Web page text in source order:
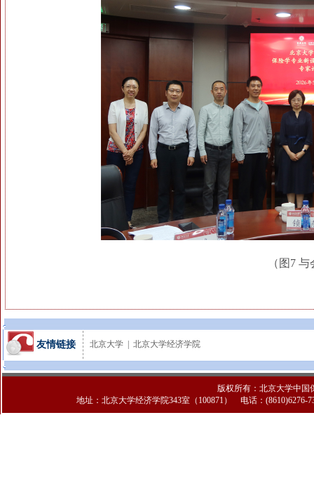
（图7
友情链接 北京大学 北京大学经济学院
版权所有：北京大学中国
地址：北京大学经济学院343室（100871） 电话：